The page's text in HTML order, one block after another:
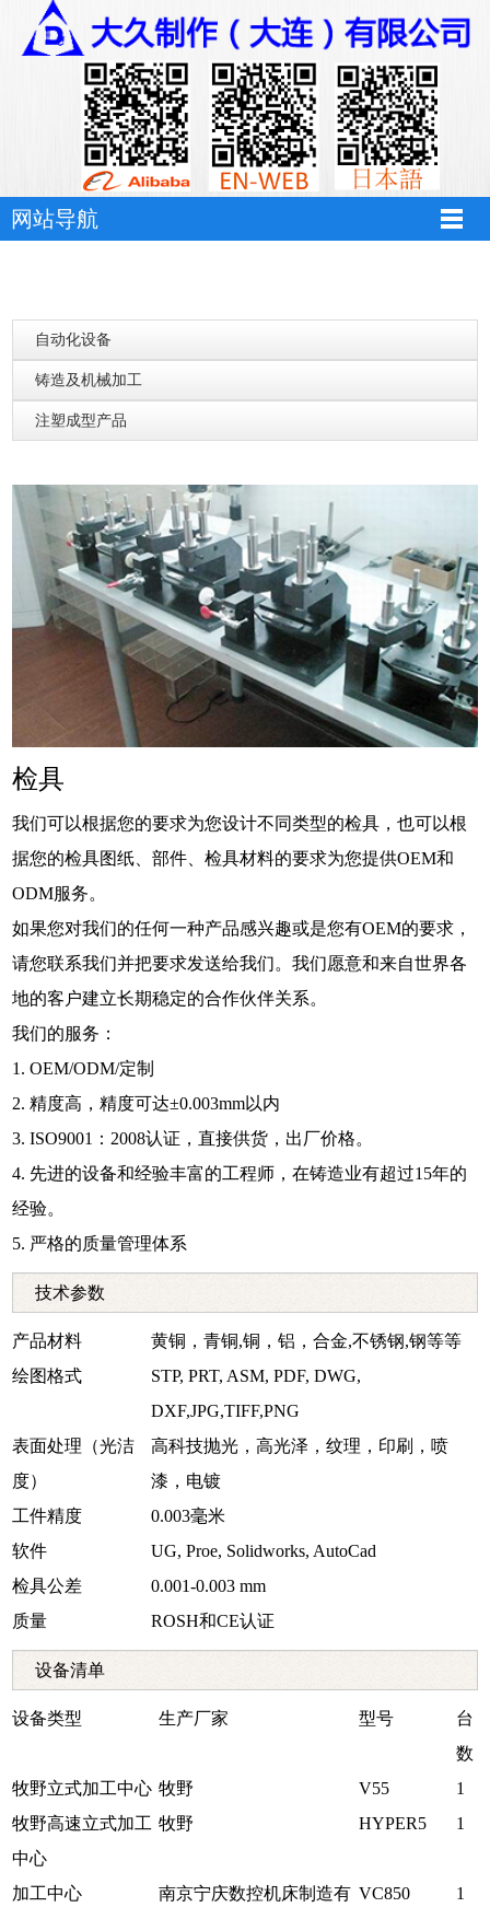
网站导航
自动化设备
铸造及机械加工
注塑成型产品
检具
我们可以根据您的要求为您设计不同类型的检具，也可以根
据您的检具图纸、部件、检具材料的要求为您提供OEM和
ODM服务。
如果您对我们的任何一种产品感兴趣或是您有OEM的要求，
请您联系我们并把要求发送给我们。我们愿意和来自世界各
地的客户建立长期稳定的合作伙伴关系。
我们的服务：
1. OEM/ODM/定制
2. 精度高，精度可达±0.003mm以内
3. ISO9001：2008认证，直接供货，出厂价格。
4. 先进的设备和经验丰富的工程师，在铸造业有超过15年的
经验。
5. 严格的质量管理体系
技术参数
产品材料
黄铜，青铜,铜，铝，合金,不锈钢,钢等等
绘图格式
STP, PRT, ASM, PDF, DWG,
DXF,JPG,TIFF,PNG
表面处理（光洁
度）
高科技抛光，高光泽，纹理，印刷，喷
漆，电镀
工件精度
0.003毫米
软件
UG, Proe, Solidworks, AutoCad
检具公差
0.001-0.003 mm
质量
ROSH和CE认证
设备清单
设备类型 生产厂家 型号
台
数
牧野立式加工中心 牧野 V55
1
牧野高速立式加工
中心
牧野 HYPER5 1
加工中心
南京宁庆数控机床制造有 VC850 1